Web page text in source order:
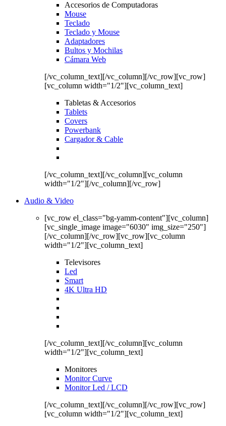
Accesorios de Computadoras
Mouse
Teclado
Teclado y Mouse
Adaptadores
Bultos y Mochilas
Cámara Web
[/vc_column_text][/vc_column][/vc_row][vc_row]
[vc_column width="1/2"][vc_column_text]
Tabletas & Accesorios
Tablets
Covers
Powerbank
Cargador & Cable
[/vc_column_text][/vc_column][vc_column
width="1/2"][/vc_column][/vc_row]
Audio & Video
[vc_row el_class="bg-yamm-content"][vc_column]
[vc_single_image image="6030" img_size="250"]
[/vc_column][/vc_row][vc_row][vc_column
width="1/2"][vc_column_text]
Televisores
Led
Smart
4K Ultra HD
[/vc_column_text][/vc_column][vc_column
width="1/2"][vc_column_text]
Monitores
Monitor Curve
Monitor Led / LCD
[/vc_column_text][/vc_column][/vc_row][vc_row]
[vc_column width="1/2"][vc_column_text]